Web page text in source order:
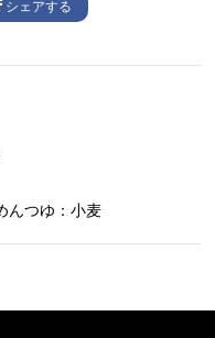
シェアする
んつゆ：小麦